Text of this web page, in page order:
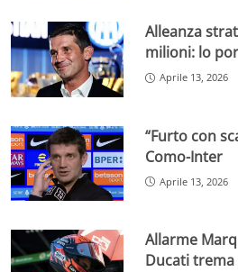
Alleanza
milioni: lo
Aprile 13, 2026
“Furto con
Como-Inter
Aprile 13, 2026
Allarme
Ducati trema